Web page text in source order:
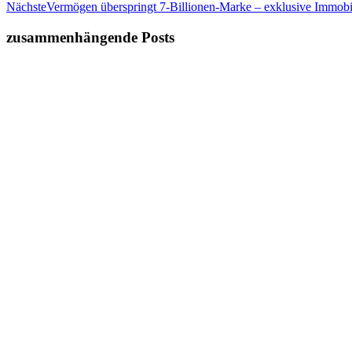
NächsteVermögen überspringt 7-Billionen-Marke – exklusive
zusammenhängende Posts